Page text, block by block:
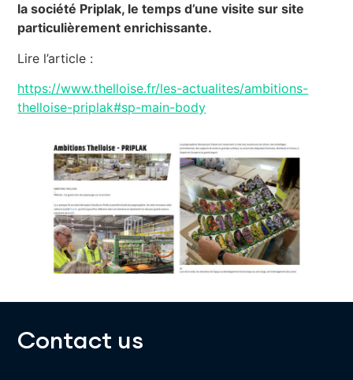
la société Priplak, le temps d’une visite sur site
particulièrement enrichissante.
Lire l’article :
https://www.thelloise.fr/les-actualites/ambitions-
thelloise-priplak#sp-main-body
Contact us